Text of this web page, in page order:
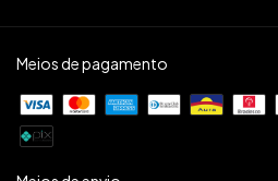
Meios de pagamento